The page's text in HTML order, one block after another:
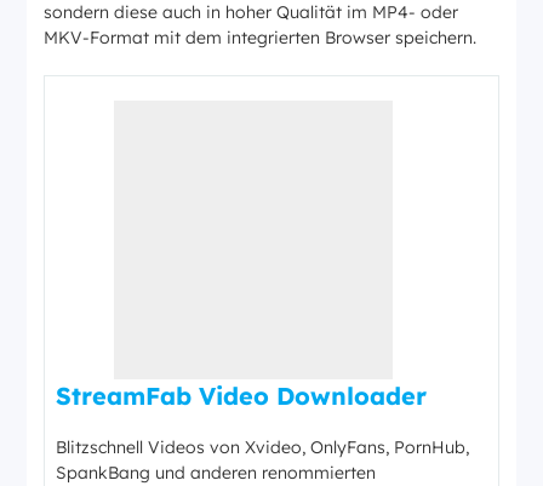
sondern diese auch in hoher Qualität im MP4- oder
MKV-Format mit dem integrierten Browser speichern.
StreamFab Video Downloader
Blitzschnell Videos von Xvideo, OnlyFans, PornHub,
SpankBang und anderen renommierten